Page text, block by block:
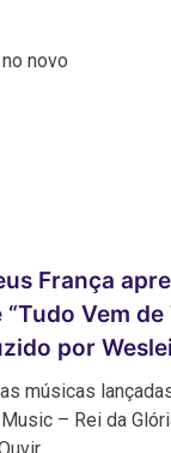
novo
França
Vem de
por
músicas
– Rei da